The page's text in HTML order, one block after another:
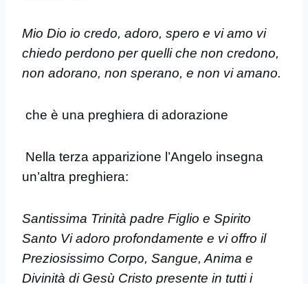
Mio Dio io credo, adoro, spero e vi amo vi
chiedo perdono per quelli che non credono,
non adorano, non sperano, e non vi amano.
che è una preghiera di adorazione
Nella terza apparizione l’Angelo insegna
un’altra preghiera:
Santissima Trinità padre Figlio e Spirito
Santo Vi adoro profondamente e vi offro il
Preziosissimo Corpo, Sangue, Anima e
Divinità di Gesù Cristo presente in tutti i